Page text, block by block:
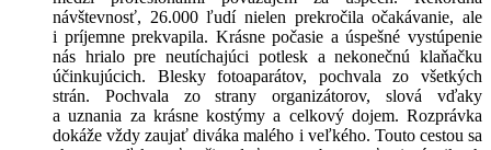
návštevnosť, 26.000 ľudí nielen prekročila očakávanie, ale
i príjemne prekvapila. Krásne počasie a úspešné vystúpenie
nás hrialo pre neutíchajúci potlesk a nekonečnú klaňačku
účinkujúcich. Blesky fotoaparátov, pochvala zo všetkých
strán. Pochvala zo strany organizátorov, slová vďaky
a uznania za krásne kostýmy a celkový dojem. Rozprávka
dokáže vždy zaujať diváka malého i veľkého. Touto cestou sa